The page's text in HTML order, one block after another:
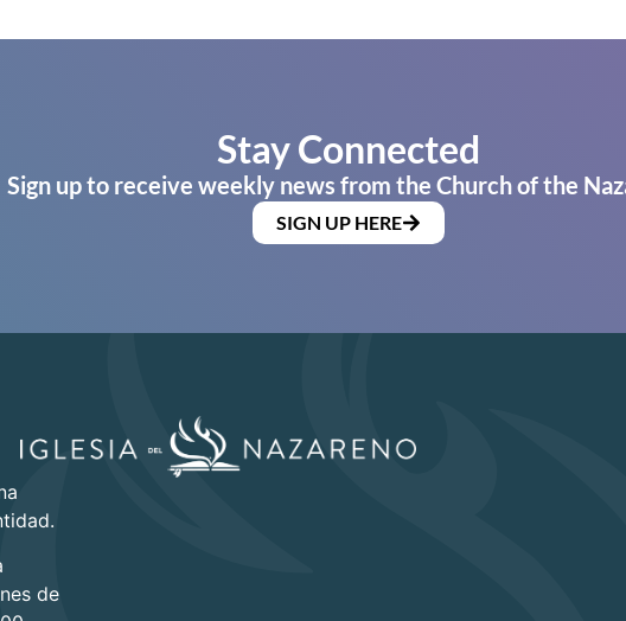
Stay Connected
Sign up to receive weekly news from the Church of the
SIGN UP HERE
de